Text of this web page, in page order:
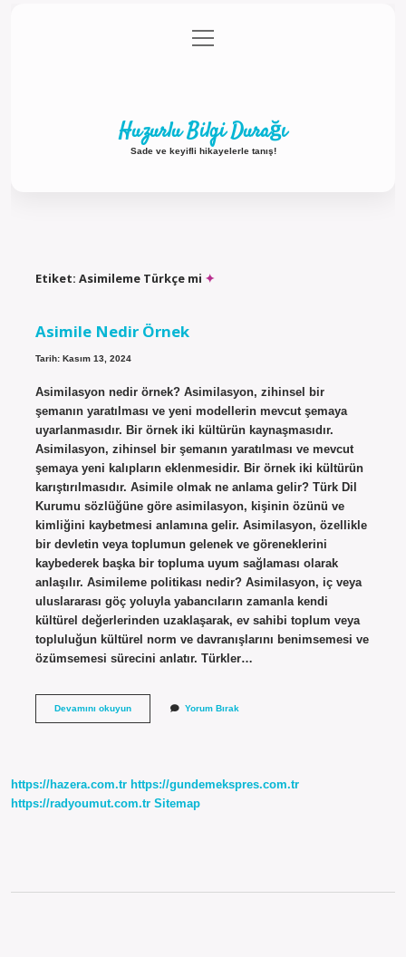
Gizlilik Politikası
menüyü
aç
Huzurlu Bilgi Durağı
Sade ve keyifli hikayelerle tanış!
Etiket: Asimileme Türkçe mi
Asimile Nedir Örnek
Tarih: Kasım 13, 2024
Asimilasyon nedir örnek? Asimilasyon, zihinsel bir
şemanın yaratılması ve yeni modellerin mevcut şemaya
uyarlanmasıdır. Bir örnek iki kültürün kaynaşmasıdır.
Asimilasyon, zihinsel bir şemanın yaratılması ve mevcut
şemaya yeni kalıpların eklenmesidir. Bir örnek iki kültürün
karıştırılmasıdır. Asimile olmak ne anlama gelir? Türk Dil
Kurumu sözlüğüne göre asimilasyon, kişinin özünü ve
kimliğini kaybetmesi anlamına gelir. Asimilasyon, özellikle
bir devletin veya toplumun gelenek ve göreneklerini
kaybederek başka bir topluma uyum sağlaması olarak
anlaşılır. Asimileme politikası nedir? Asimilasyon, iç veya
uluslararası göç yoluyla yabancıların zamanla kendi
kültürel değerlerinden uzaklaşarak, ev sahibi toplum veya
topluluğun kültürel norm ve davranışlarını benimsemesi ve
özümsemesi sürecini anlatır. Türkler…
Devamını okuyunAsimile
Yorum Bırak
https://hazera.com.tr https://gundemekspres.com.tr
https://radyoumut.com.tr Sitemap